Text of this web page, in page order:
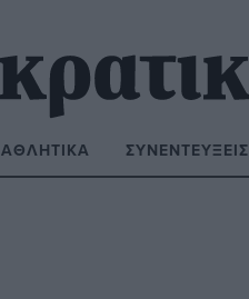
ΑΘΛΗΤΙΚΆ ΣΥΝΕΝΤΕΎΞΕΙΣ